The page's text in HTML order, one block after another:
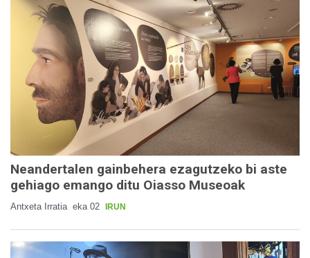
Neandertalen gainbehera ezagutzeko bi aste
gehiago emango ditu Oiasso Museoak
Antxeta Irratia eka 02 IRUN